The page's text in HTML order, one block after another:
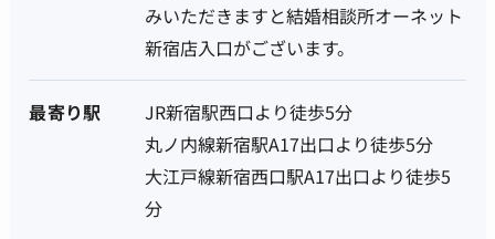
みいただきますと結婚相談所オーネット
新宿店入口がございます。
最寄り駅
JR新宿駅西口より徒歩5分
丸ノ内線新宿駅A17出口より徒歩5分
大江戸線新宿西口駅A17出口より徒歩5
分